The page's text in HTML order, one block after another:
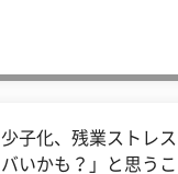
少子化、残業ストレ
バいかも？」と思う